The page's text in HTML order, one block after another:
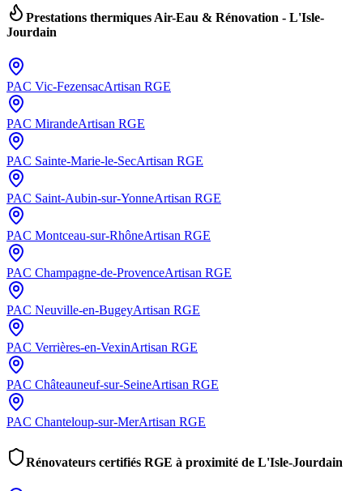
Prestations thermiques Air-Eau & Rénovation - L'Isle-
Jourdain
PAC Vic-FezensacArtisan RGE
PAC MirandeArtisan RGE
PAC Sainte-Marie-le-SecArtisan RGE
PAC Saint-Aubin-sur-YonneArtisan RGE
PAC Montceau-sur-RhôneArtisan RGE
PAC Champagne-de-ProvenceArtisan RGE
PAC Neuville-en-BugeyArtisan RGE
PAC Verrières-en-VexinArtisan RGE
PAC Châteauneuf-sur-SeineArtisan RGE
PAC Chanteloup-sur-MerArtisan RGE
Rénovateurs certifiés RGE à proximité de L'Isle-Jourdain